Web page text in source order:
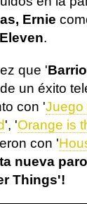
Ernie
Eleven.
que '
un éxito
con 'Juego
', 'Orange is
con '
nueva
Things'!